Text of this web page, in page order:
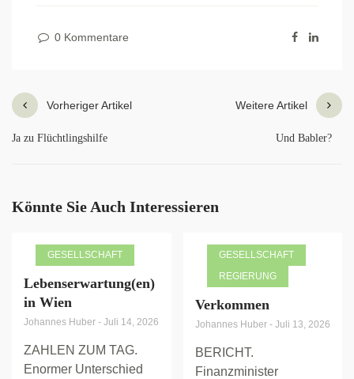
0 Kommentare
Vorheriger Artikel
Ja zu Flüchtlingshilfe
Weitere Artikel
Und Babler?
Könnte Sie Auch Interessieren
GESELLSCHAFT
Lebenserwartung(en)
in Wien
Johannes Huber - Juli 14, 2026
ZAHLEN ZUM TAG.
Enormer Unterschied
GESELLSCHAFT
REGIERUNG
Verkommen
Johannes Huber - Juli 13, 2026
BERICHT.
Finanzminister